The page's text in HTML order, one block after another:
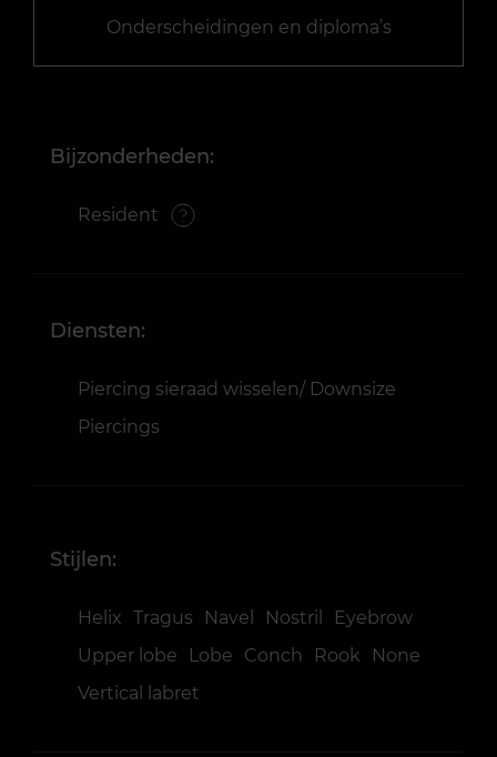
Onderscheidingen en diploma’s
Bijzonderheden:
Resident
Diensten:
Piercing sieraad wisselen/ Downsize
Piercings
Stijlen:
Helix Tragus Navel Nostril
Eyebrow
Upper lobe
Lobe Conch Rook
None
Vertical labret